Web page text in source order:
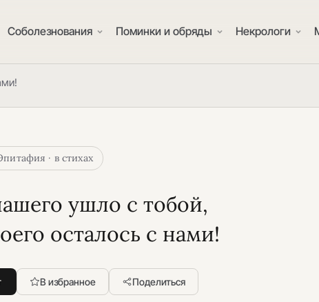
Соболезнования Поминки и обряды Некрологи
· в стихах
ушло с тобой,
осталось с нами!
В избранное Поделиться